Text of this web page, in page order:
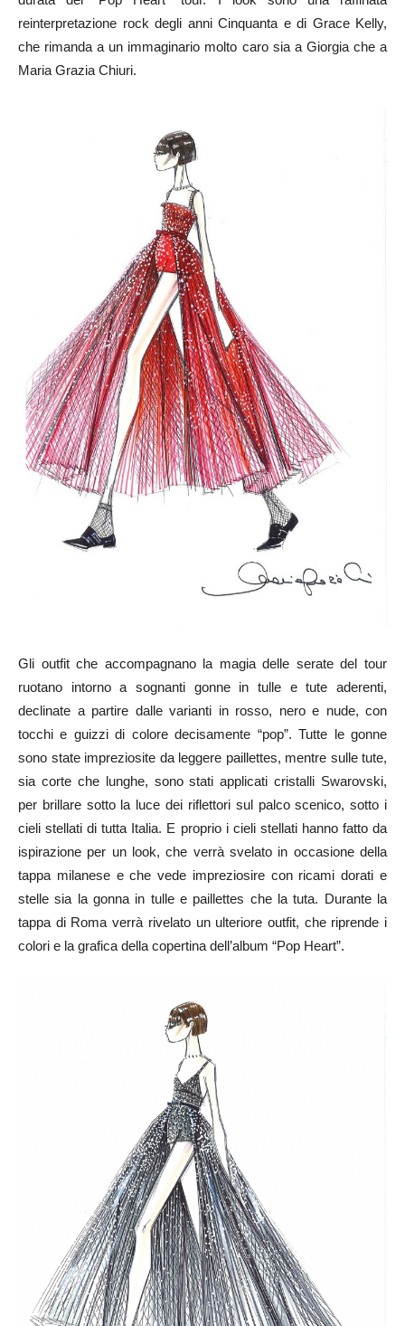
reinterpretazione rock degli anni Cinquanta e di Grace Kelly,
che rimanda a un immaginario molto caro sia a Giorgia che a
Maria Grazia Chiuri.
Gli outfit che accompagnano la magia delle serate del tour
ruotano intorno a sognanti gonne in tulle e tute aderenti,
declinate a partire dalle varianti in rosso, nero e nude, con
tocchi e guizzi di colore decisamente “pop”. Tutte le gonne
sono state impreziosite da leggere paillettes, mentre sulle tute,
sia corte che lunghe, sono stati applicati cristalli Swarovski,
per brillare sotto la luce dei riflettori sul palco scenico, sotto i
cieli stellati di tutta Italia. E proprio i cieli stellati hanno fatto da
ispirazione per un look, che verrà svelato in occasione della
tappa milanese e che vede impreziosire con ricami dorati e
stelle sia la gonna in tulle e paillettes che la tuta. Durante la
tappa di Roma verrà rivelato un ulteriore outfit, che riprende i
colori e la grafica della copertina dell’album “Pop Heart”.